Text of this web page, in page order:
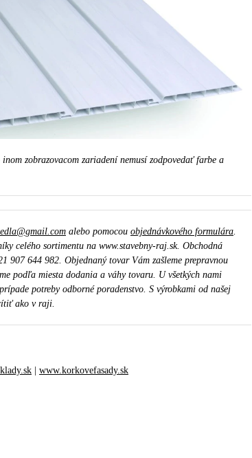
zobrazovacom zariadení nemusí zodpovedať farbe a
alebo pomocou objednávkového formulára.
celého sortimentu na www.stavebny-raj.sk. Obchodná
644 982. Objednaný tovar Vám zašleme prepravnou
podľa miesta dodania a váhy tovaru. U všetkých nami
potreby odborné poradenstvo. S výrobkami od našej
ako v raji.
| www.korkovefasady.sk